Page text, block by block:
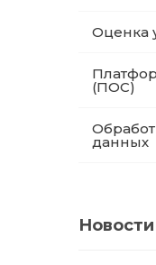
Оценка
(ПОС)
данных
Новости